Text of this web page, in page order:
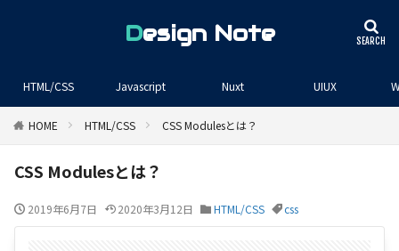
Design Note
HTML/CSS Javascript Nuxt UIUX
HOME HTML/CSS CSS Modulesとは？
CSS Modulesとは？
2019年6月7日 2020年3月12日 HTML/CSS css